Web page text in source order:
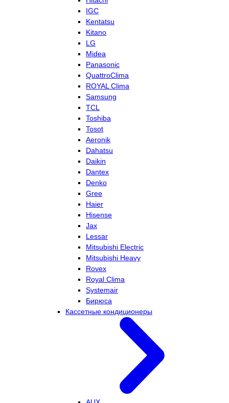
IGC
Kentatsu
Kitano
LG
Midea
Panasonic
QuattroClima
ROYAL Clima
Samsung
TCL
Toshiba
Tosot
Aeronik
Dahatsu
Daikin
Dantex
Denko
Gree
Haier
Hisense
Jax
Lessar
Mitsubishi Electric
Mitsubishi Heavy
Rovex
Royal Clima
Systemair
Бирюса
Кассетные кондиционеры